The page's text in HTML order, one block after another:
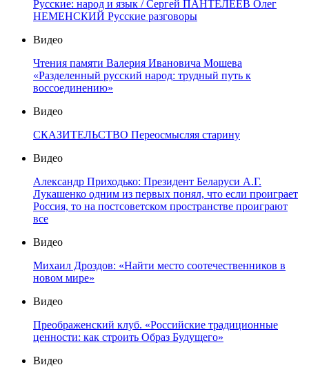
Русские: народ и язык / Сергей ПАНТЕЛЕЕВ Олег
НЕМЕНСКИЙ Русские разговоры
Видео
Чтения памяти Валерия Ивановича Мошева
«Разделенный русский народ: трудный путь к
воссоединению»
Видео
СКАЗИТЕЛЬСТВО Переосмысляя старину
Видео
Александр Приходько: Президент Беларуси А.Г.
Лукашенко одним из первых понял, что если проиграет
Россия, то на постсоветском пространстве проиграют
все
Видео
Михаил Дроздов: «Найти место соотечественников в
новом мире»
Видео
Преображенский клуб. «Российские традиционные
ценности: как строить Образ Будущего»
Видео